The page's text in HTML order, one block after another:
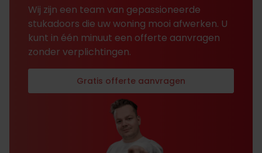
Wij zijn een team van gepassioneerde
stukadoors die uw woning mooi afwerken. U
kunt in één minuut een offerte aanvragen
zonder verplichtingen.
Gratis offerte aanvragen